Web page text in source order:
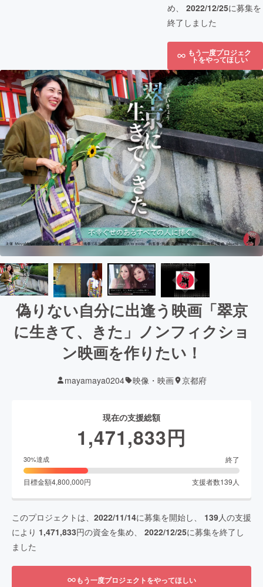
め、 2022/12/25に募集を
終了しました
もう一度プロジェク
トをやってほしい
偽りない自分に出逢う映画「翠京
に生きて、きた」ノンフィクショ
ン映画を作りたい︎！
mayamaya0204 映像・映画 京都府
現在の支援総額
1,471,833円
30%達成 終了
目標金額4,800,000円 支援者数139 人
このプロジェクトは、 2022/11/14に募集を開始し、 139人の支援
により 1,471,833円の資金を集め、 2022/12/25に募集を終了し
ました
もう一度プロジェクトをやってほしい